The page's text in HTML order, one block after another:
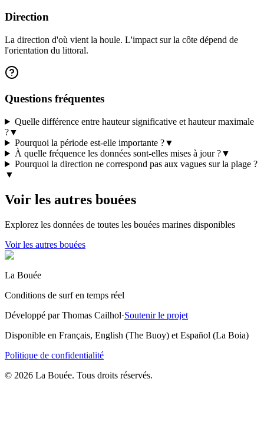
Direction
La direction d'où vient la houle. L'impact sur la côte dépend de
l'orientation du littoral.
Questions fréquentes
Quelle différence entre hauteur significative et hauteur maximale
?▼
Pourquoi la période est-elle importante ?▼
À quelle fréquence les données sont-elles mises à jour ?▼
Pourquoi la direction ne correspond pas aux vagues sur la plage ?
▼
Voir les autres bouées
Explorez les données de toutes les bouées marines disponibles
Voir les autres bouées
La Bouée
Conditions de surf en temps réel
Développé par Thomas Cailhol·Soutenir le projet
Disponible en Français, English (The Buoy) et Español (La Boia)
Politique de confidentialité
© 2026 La Bouée. Tous droits réservés.